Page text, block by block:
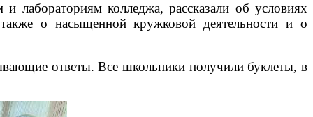
лабораториям колледжа, рассказали об условиях
о насыщенной кружковой деятельности и о
ответы. Все школьники получили буклеты, в